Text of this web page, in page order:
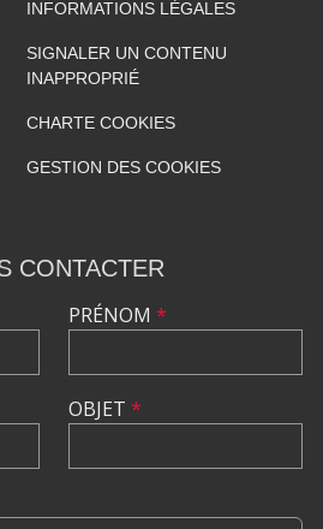
INFORMATIONS LÉGALES
SIGNALER UN CONTENU
INAPPROPRIÉ
CHARTE COOKIES
GESTION DES COOKIES
CONTACTER
PRÉNOM *
OBJET *